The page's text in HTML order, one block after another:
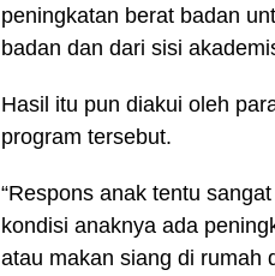
peningkatan berat badan
badan dan dari sisi
Hasil itu pun diakui oleh
program tersebut.
“Respons anak tentu
kondisi anaknya ada
atau makan siang di rumah